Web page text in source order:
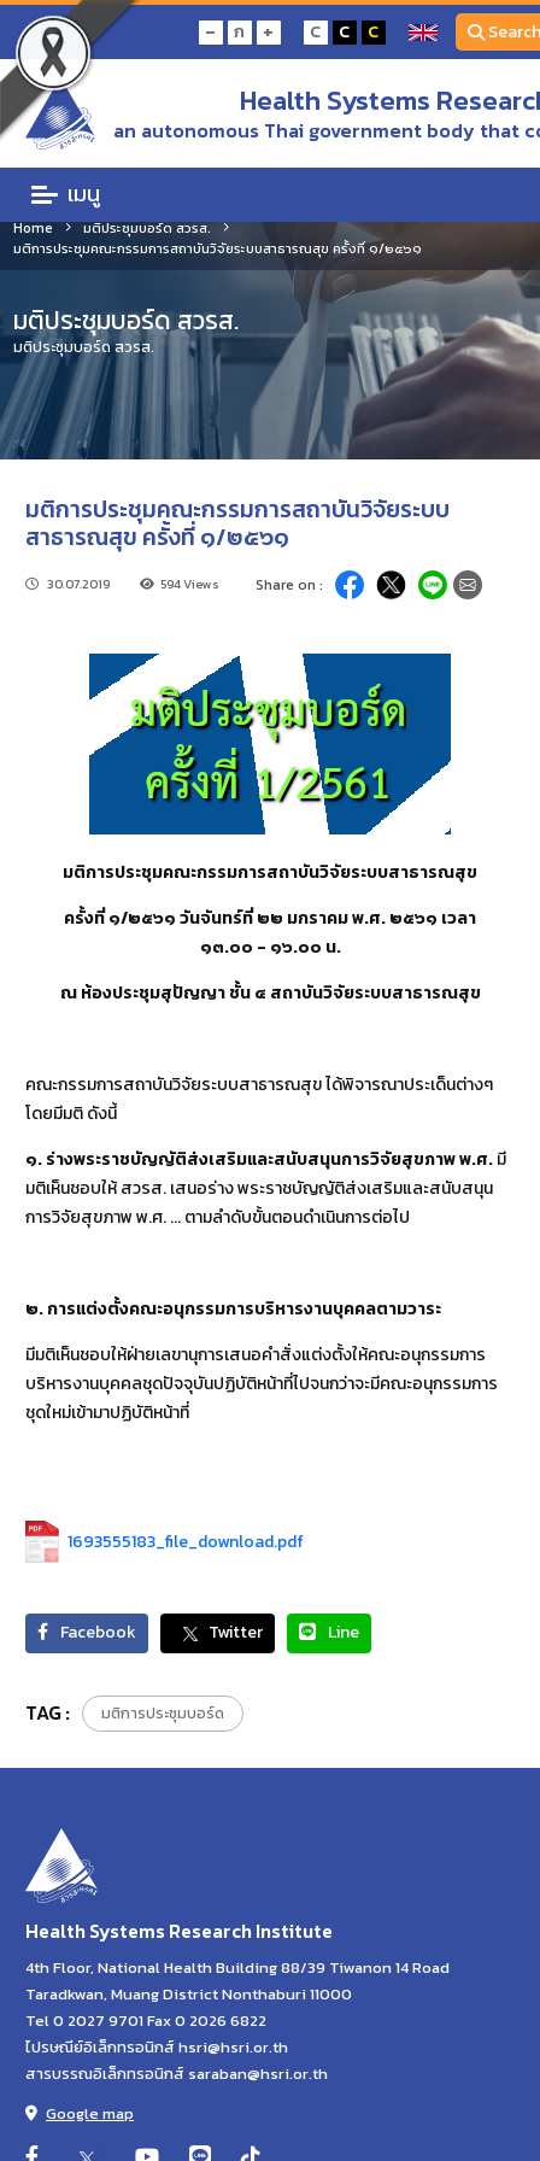
- ก + C C C Search
Health Systems
an autonomous Thai government body that
เมนู
Home
มติประชุมบอร์ด สวรส.
มติการประชุมคณะกรรมการสถาบันวิจัยระบบสาธารณสุข ครั้งที่ ๑/๒๕๖๑
มติประชุมบอร์ด สวรส.
มติประชุมบอร์ด สวรส.
มติการประชุมคณะกรรมการสถาบันวิจัยระบบ
สาธารณสุข ครั้งที่ ๑/๒๕๖๑
30.07.2019 594 Views Share on :
มติการประชุมคณะกรรมการสถาบันวิจัยระบบสาธารณสุข
ครั้งที่ ๑/๒๕๖๑ วันจันทร์ที่ ๒๒ มกราคม พ.ศ.๒๕๖๑ เวลา
๑๓.๐๐ - ๑๖.๐๐ น.
ณ ห้องประชุมสุปัญญา ชั้น ๔ สถาบันวิจัยระบบสาธารณสุข
คณะกรรมการสถาบันวิจัยระบบสาธารณสุข ได้พิจารณาประเด็นต่างๆ
โดยมีมติ ดังนี้
๑.ร่างพระราชบัญญัติส่งเสริมและสนับสนุนการวิจัยสุขภาพ พ.ศ.มี
มติเห็นชอบให้ สวรส. เสนอร่าง พระราชบัญญัติส่งเสริมและสนับสนุน
การวิจัยสุขภาพ พ.ศ. ... ตามลำดับขั้นตอนดำเนินการต่อไป
๒.การแต่งตั้งคณะอนุกรรมการบริหารงานบุคคลตามวาระ
มีมติเห็นชอบให้ฝ่ายเลขานุการเสนอคำสั่งแต่งตั้งให้คณะอนุกรรมการ
บริหารงานบุคคลชุดปัจจุบันปฏิบัติหน้าที่ไปจนกว่าจะมีคณะอนุกรรมการ
ชุดใหม่เข้ามาปฏิบัติหน้าที่
1693555183_file_download.pdf
Facebook Twitter Line
TAG : มติการประชุมบอร์ด
Health Systems Research Institute
4th Floor, National Health Building 88/39 Tiwanon 14 Road
Taradkwan, Muang District Nonthaburi 11000
Tel 0 2027 9701 Fax 0 2026 6822
ไปรษณีย์อิเล็กทรอนิกส์ hsri@hsri.or.th
สารบรรณอิเล็กทรอนิกส์ saraban@hsri.or.th
Google map